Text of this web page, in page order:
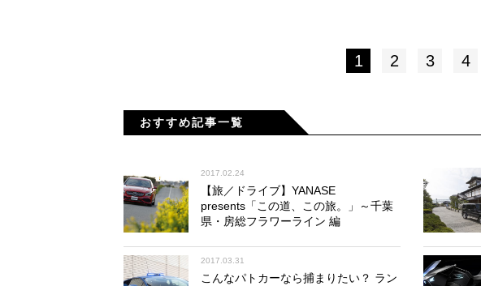
1 2 3 4
おすすめ記事一覧
2017.02.24
【旅／ドライブ】YANASE
presents「この道、この旅。」～千葉
県・房総フラワーライン 編
2017.03.31
こんなパトカーなら捕まりたい？ ラン